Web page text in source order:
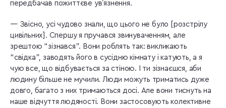
передбачав пожиттєве увʼязнення.
— Звісно, усі чудово знали, що цього не було [розстрілу
цивільних]. Спершу я пручався звинуваченням, але
зрештою “зізнався”. Вони роблять так: викликають
“свідка”, заводять його в сусідню кімнату і катують, а я
чую все, що відбувається за стіною. І ти зізнаєшся, аби
людину більше не мучили. Люди можуть триматись дуже
довго, багато з них тримаються досі. Але вони тиснуть на
наше відчуття людяності. Вони застосовують колективне